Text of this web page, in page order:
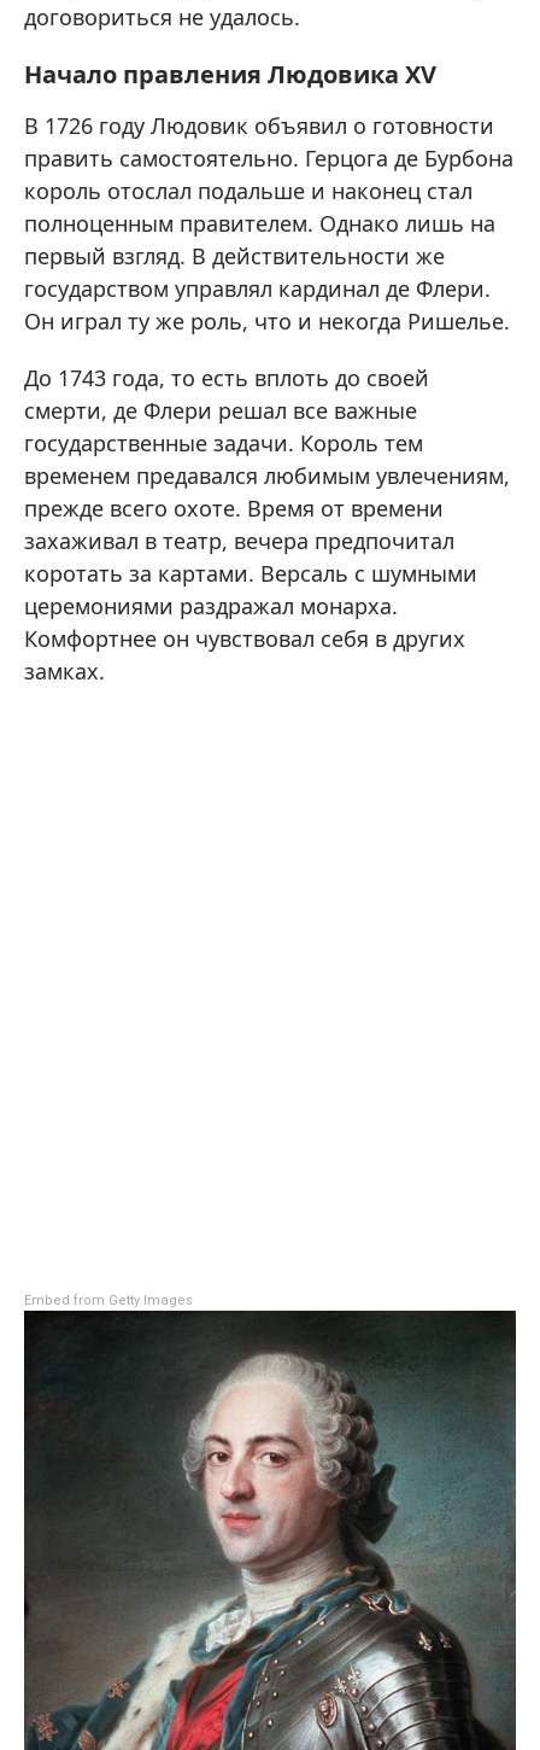
договориться не удалось.
Начало правления Людовика XV
В 1726 году Людовик объявил о готовности
править самостоятельно. Герцога де Бурбона
король отослал подальше и наконец стал
полноценным правителем. Однако лишь на
первый взгляд. В действительности же
государством управлял кардинал де Флери.
Он играл ту же роль, что и некогда Ришелье.
До 1743 года, то есть вплоть до своей
смерти, де Флери решал все важные
государственные задачи. Король тем
временем предавался любимым увлечениям,
прежде всего охоте. Время от времени
захаживал в театр, вечера предпочитал
коротать за картами. Версаль с шумными
церемониями раздражал монарха.
Комфортнее он чувствовал себя в других
замках.
Embed from Getty Images